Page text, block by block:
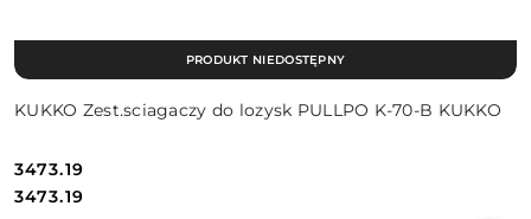
KUKKO Zest.sciagaczy do lozysk PULLPO K-70-B KUKKO
Cena:
3473.19
Cena:
3473.19
PRODUKT NIEDOSTĘPNY